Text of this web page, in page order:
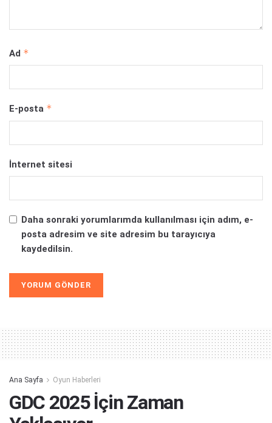
Ad *
E-posta *
İnternet sitesi
Daha sonraki yorumlarımda kullanılması için adım, e-
posta adresim ve site adresim bu tarayıcıya
kaydedilsin.
Ana Sayfa Oyun Haberleri
GDC 2025 İçin Zaman